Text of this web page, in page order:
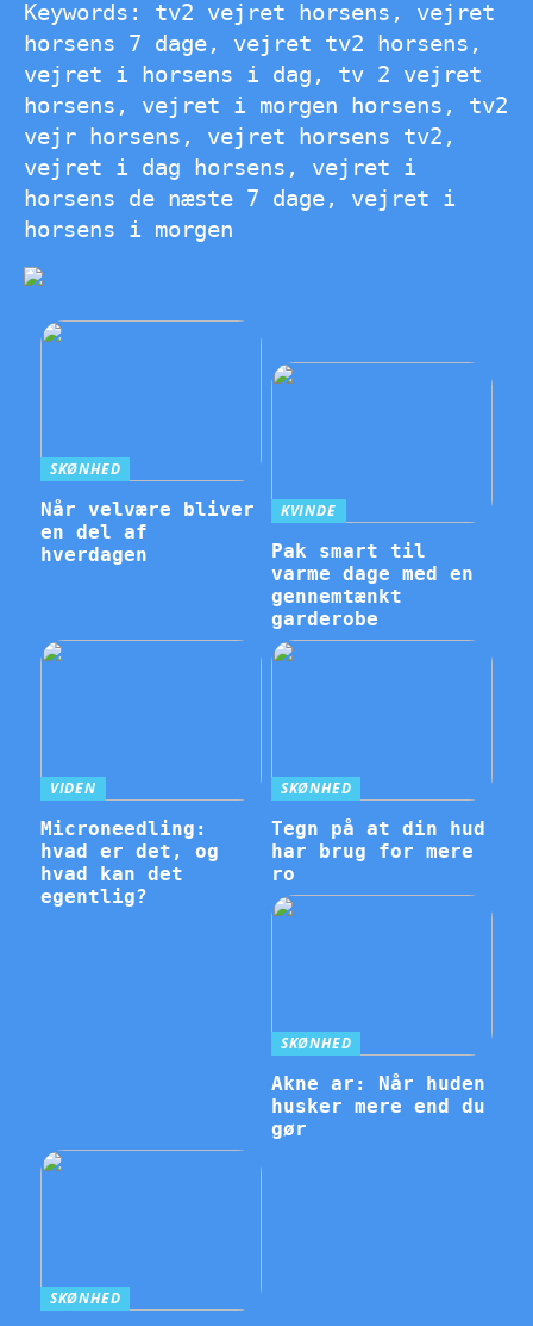
Keywords: tv2 vejret horsens, vejret
horsens 7 dage, vejret tv2 horsens,
vejret i horsens i dag, tv 2 vejret
horsens, vejret i morgen horsens, tv2
vejr horsens, vejret horsens tv2,
vejret i dag horsens, vejret i
horsens de næste 7 dage, vejret i
horsens i morgen
SKØNHED
Når velvære bliver
en del af
hverdagen
KVINDE
Pak smart til
varme dage med en
gennemtænkt
garderobe
VIDEN
Microneedling:
hvad er det, og
hvad kan det
egentlig?
SKØNHED
Tegn på at din hud
har brug for mere
ro
SKØNHED
Akne ar: Når huden
husker mere end du
gør
SKØNHED